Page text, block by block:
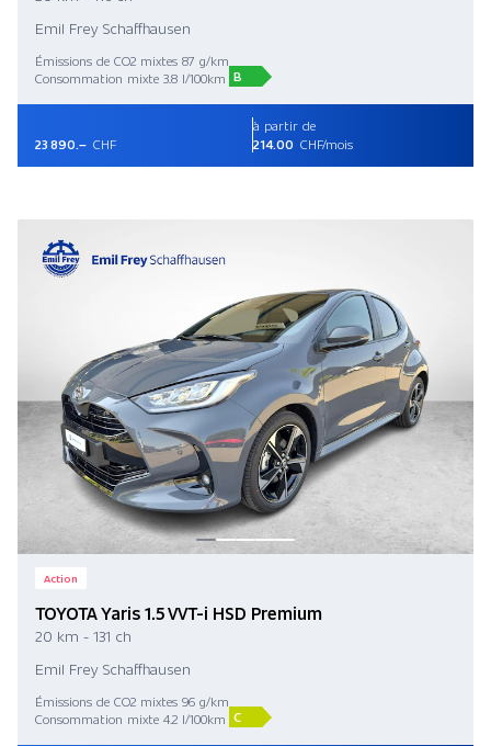
Emil Frey Schaffhausen
Émissions de CO2 mixtes 87 g/km
Consommation mixte 3.8 l/100km B
23 890.– CHF
à partir de
214.00 CHF/mois
Action
TOYOTA Yaris 1.5 VVT-i HSD Premium
20 km - 131 ch
Emil Frey Schaffhausen
Émissions de CO2 mixtes 96 g/km
Consommation mixte 4.2 l/100km C